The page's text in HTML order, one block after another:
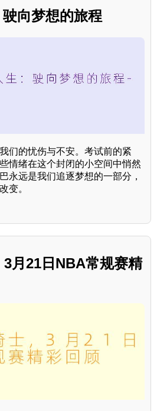
向梦想的旅程
们的忧伤与不安。考试前的紧
情绪在这个封闭的小空间中悄然
永远是我们追逐梦想的一部分，
变。
月21日NBA常规赛精